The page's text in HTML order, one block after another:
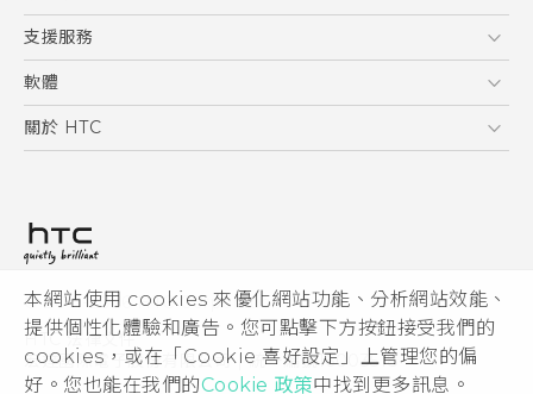
本網站使用 cookies 來優化網站功能、分析網站效能、
提供個性化體驗和廣告。您可點擊下方按鈕接受我們的
cookies，或在「Cookie 喜好設定」上管理您的偏
好。您也能在我們的Cookie 政策中找到更多訊息。
配件
購物須知
訂單管理
付款方式
支援服務
到府收送維修服務
服務中心資訊
客戶服務佈告欄
軟體
應用程式
HTC Sync Manager
關於 HTC
投資人
隱私權政策
產品安全性
Cookie
© 2011-2026 HTC Corporation
HTC 法律文件
宏達國際電子股份有限公司 | 統一編號16003518